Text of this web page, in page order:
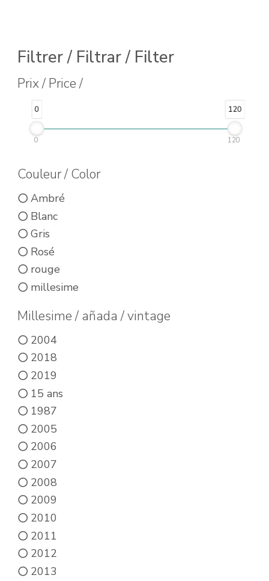
Filtrer / Filtrar / Filter
Prix / Price /
0 120
0 120
Couleur / Color
Ambré
Blanc
Gris
Rosé
rouge
millesime
Millesime / añada / vintage
2004
2018
2019
15 ans
1987
2005
2006
2007
2008
2009
2010
2011
2012
2013